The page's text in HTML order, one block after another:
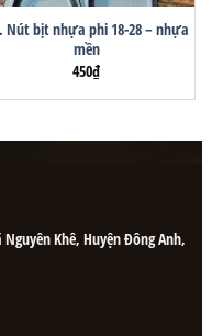
Nút bịt nhựa phi 18-28 – nhựa
mền
450₫
Khê, Huyện Đông Anh,